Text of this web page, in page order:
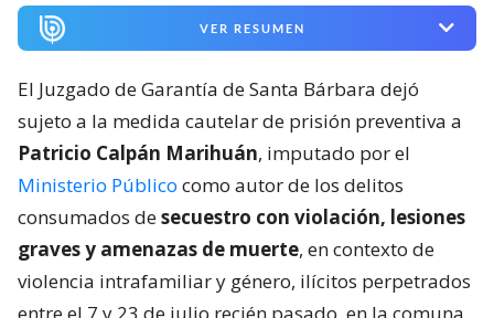
VER RESUMEN
El Juzgado de Garantía de Santa Bárbara dejó
sujeto a la medida cautelar de prisión preventiva a
Patricio Calpán Marihuán, imputado por el
Ministerio Público como autor de los delitos
consumados desecuestro con violación, lesiones
graves y amenazas de muerte, en contexto de
violencia intrafamiliar y género, ilícitos perpetrados
entre el 7 y 23 de julio recién pasado, en la comuna